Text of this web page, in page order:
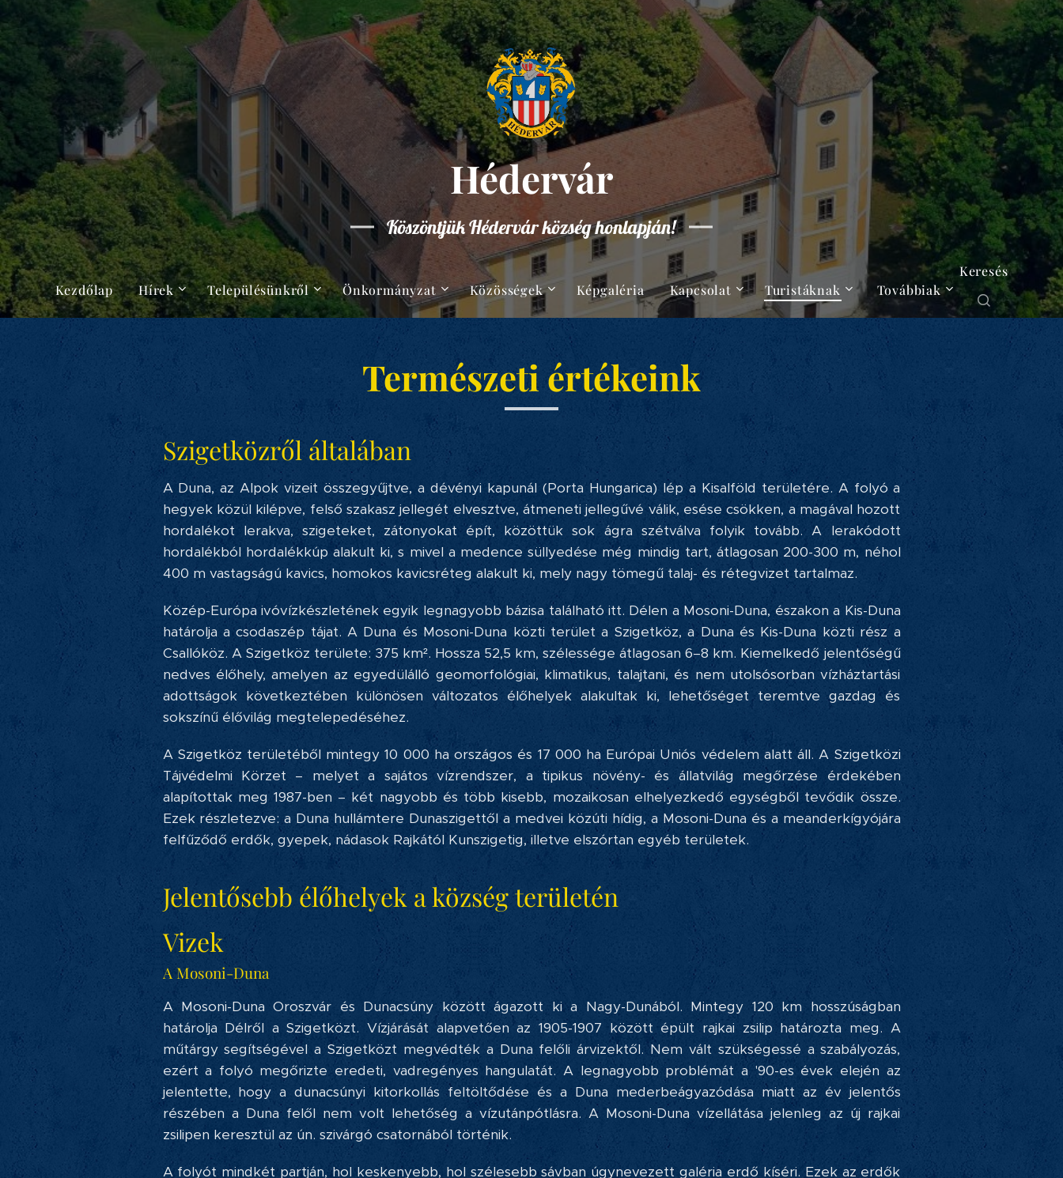
Hédervár
Köszöntjük Hédervár község honlapján!
Kezdőlap Hírek Településünkről Önkormányzat Közösségek Képgaléria Kapcsolat Turistáknak Továbbiak
Keresés
Természeti értékeink
Szigetközről általában
A Duna, az Alpok vizeit összegyűjtve, a dévényi kapunál (Porta Hungarica) lép a Kisalföld területére. A folyó a
hegyek közül kilépve, felső szakasz jellegét elvesztve, átmeneti jellegűvé válik, esése csökken, a magával hozott
hordalékot lerakva, szigeteket, zátonyokat épít, közöttük sok ágra szétválva folyik tovább. A lerakódott
hordalékból hordalékkúp alakult ki, s mivel a medence süllyedése még mindig tart, átlagosan 200-300 m, néhol
400 m vastagságú kavics, homokos kavicsréteg alakult ki, mely nagy tömegű talaj- és rétegvizet tartalmaz.
Közép-Európa ivóvízkészletének egyik legnagyobb bázisa található itt. Délen a Mosoni-Duna, északon a Kis-Duna
határolja a csodaszép tájat. A Duna és Mosoni-Duna közti terület a Szigetköz, a Duna és Kis-Duna közti rész a
Csallóköz. A Szigetköz területe: 375 km². Hossza 52,5 km, szélessége átlagosan 6–8 km. Kiemelkedő jelentőségű
nedves élőhely, amelyen az egyedülálló geomorfológiai, klimatikus, talajtani, és nem utolsósorban vízháztartási
adottságok következtében különösen változatos élőhelyek alakultak ki, lehetőséget teremtve gazdag és
sokszínű élővilág megtelepedéséhez.
A Szigetköz területéből mintegy 10 000 ha országos és 17 000 ha Európai Uniós védelem alatt áll. A Szigetközi
Tájvédelmi Körzet – melyet a sajátos vízrendszer, a tipikus növény- és állatvilág megőrzése érdekében
alapítottak meg 1987-ben – két nagyobb és több kisebb, mozaikosan elhelyezkedő egységből tevődik össze.
Ezek részletezve: a Duna hullámtere Dunaszigettől a medvei közúti hídig, a Mosoni-Duna és a meanderkígyójára
felfűződő erdők, gyepek, nádasok Rajkától Kunszigetig, illetve elszórtan egyéb területek.
Jelentősebb élőhelyek a község területén
Vizek
A Mosoni-Duna
A Mosoni-Duna Oroszvár és Dunacsúny között ágazott ki a Nagy-Dunából. Mintegy 120 km hosszúságban
határolja Délről a Szigetközt. Vízjárását alapvetően az 1905-1907 között épült rajkai zsilip határozta meg. A
műtárgy segítségével a Szigetközt megvédték a Duna felőli árvizektől. Nem vált szükségessé a szabályozás,
ezért a folyó megőrizte eredeti, vadregényes hangulatát. A legnagyobb problémát a '90-es évek elején az
jelentette, hogy a dunacsúnyi kitorkollás feltöltődése és a Duna mederbeágyazódása miatt az év jelentős
részében a Duna felől nem volt lehetőség a vízutánpótlásra. A Mosoni-Duna vízellátása jelenleg az új rajkai
zsilipen keresztül az ún. szivárgó csatornából történik.
A folyót mindkét partján, hol keskenyebb, hol szélesebb sávban úgynevezett galéria erdő kíséri. Ezek az erdők